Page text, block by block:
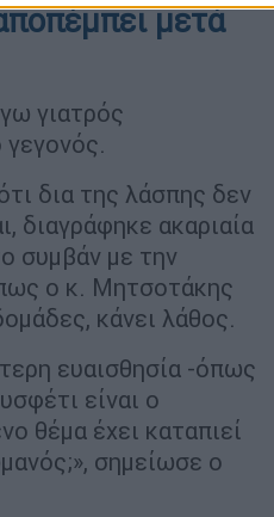
μετά
γιατρός
δια της λάσπης δεν
διαγράφηκε ακαριαία
συμβάν με την
ο κ. Μητσοτάκης
κάνει λάθος.
ευαισθησία -όπως
είναι ο
θέμα έχει καταπιεί
σημείωσε ο